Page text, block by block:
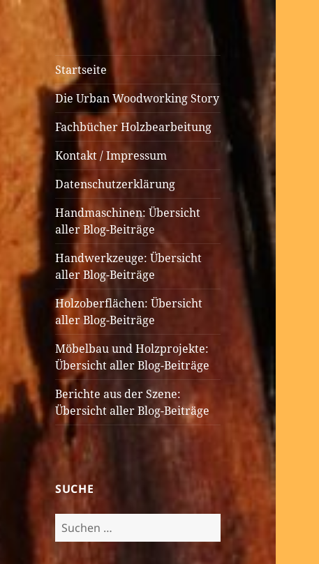
Urban
Woodworking
Holzbearbeitung auf kleinem
Raum
Startseite
Die Urban Woodworking Story
Fachbücher Holzbearbeitung
Kontakt / Impressum
Datenschutzerklärung
Handmaschinen: Übersicht
aller Blog-Beiträge
Handwerkzeuge: Übersicht
aller Blog-Beiträge
Holzoberflächen: Übersicht
aller Blog-Beiträge
Möbelbau und Holzprojekte:
Übersicht aller Blog-Beiträge
Berichte aus der Szene:
Übersicht aller Blog-Beiträge
SUCHE
Suchen
nach: